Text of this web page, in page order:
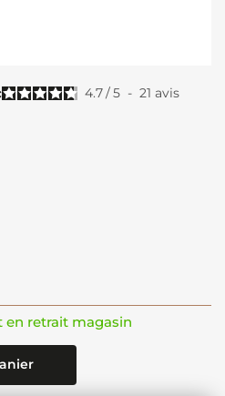
4.7/5 - 21 avis
en retrait magasin